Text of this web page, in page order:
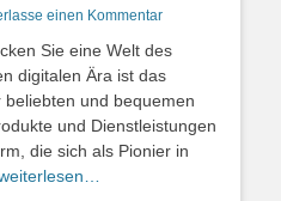
einen Kommentar
Sie eine Welt des
digitalen Ära ist das
und bequemen
und Dienstleistungen
die sich als Pionier in